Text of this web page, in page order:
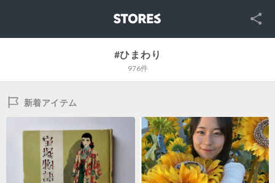
SNS
#ひまわり
976件
新着アイテム